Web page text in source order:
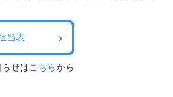
当表
せはこちらから